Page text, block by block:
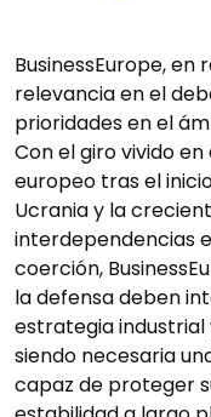
BusinessEurope,
relevancia en el
prioridades en el
Con el giro vivido
europeo tras el
Ucrania y la
interdependencias
coerción,
la defensa deben
estrategia industrial
siendo necesaria
capaz de proteger